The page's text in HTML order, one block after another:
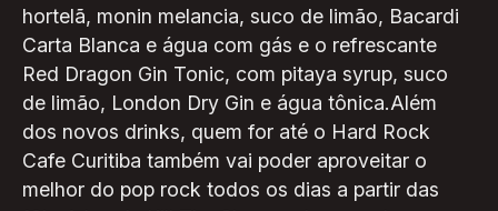
hortelã, monin melancia, suco de limão, Bacardi
Carta Blanca e água com gás e o refrescante
Red Dragon Gin Tonic, com pitaya syrup, suco
de limão, London Dry Gin e água tônica.Além
dos novos drinks, quem for até o Hard Rock
Cafe Curitiba também vai poder aproveitar o
melhor do pop rock todos os dias a partir das